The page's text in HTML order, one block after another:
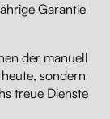
Garantie
der manuell
sondern
treue Dienste